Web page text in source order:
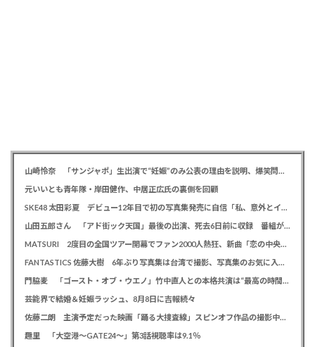
山崎怜奈 「サンジャポ」生出演で“妊娠”のみ公表の理由を説明、爆笑問題には「お祝い待ってます」
元いいとも青年隊・岸田健作、中居正広氏の裏側を回顧
SKE48 太田彩夏 デビュー12年目で初の写真集発売に自信「私、意外とイイ！」、勝負カットはベッド上のヌーディーな姿
山田五郎さん 「アド街ック天国」最後の出演、死去6日前に収録 番組が感謝「天国の五郎さんへ」
MATSURI 2度目の全国ツアー開幕でファン2000人熱狂、新曲「恋の中央線」も初披露「この曲で売れたいよ！」
FANTASTICS 佐藤大樹 6年ぶり写真集は台湾で撮影、写真集のお気に入りカットは「両親に見られるの恥ずかしい」
門脇麦 「ゴースト・オブ・ウエノ」竹中直人との本格共演は“最高の時間”「台本よりたくさんしゃべってた」
芸能界で結婚＆妊娠ラッシュ、8月8日に吉報続々
佐藤二朗 主演予定だった映画「踊る大捜査線」スピンオフ作品の撮影中止が正式に決定か
趣里 「大空港～GATE24～」第3話視聴率は9.1％